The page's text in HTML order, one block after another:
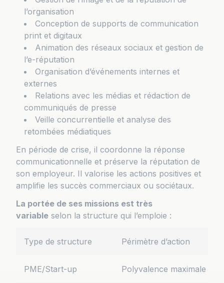
l’organisation
Conception de supports de communication
print et digitaux
Animation des réseaux sociaux et gestion de
l’e-réputation
Organisation d’événements internes et
externes
Relations avec les médias et rédaction de
communiqués de presse
Veille concurrentielle et analyse des
retombées médiatiques
En période de crise, il coordonne la réponse
communicationnelle et préserve la réputation de
son employeur. Il valorise les actions positives et
amplifie les succès commerciaux ou sociétaux.
La portée de ses missions est très
variable selon la structure qui l’emploie :
Type de structure Périmètre d’action
PME/Start-up Polyvalence maximale